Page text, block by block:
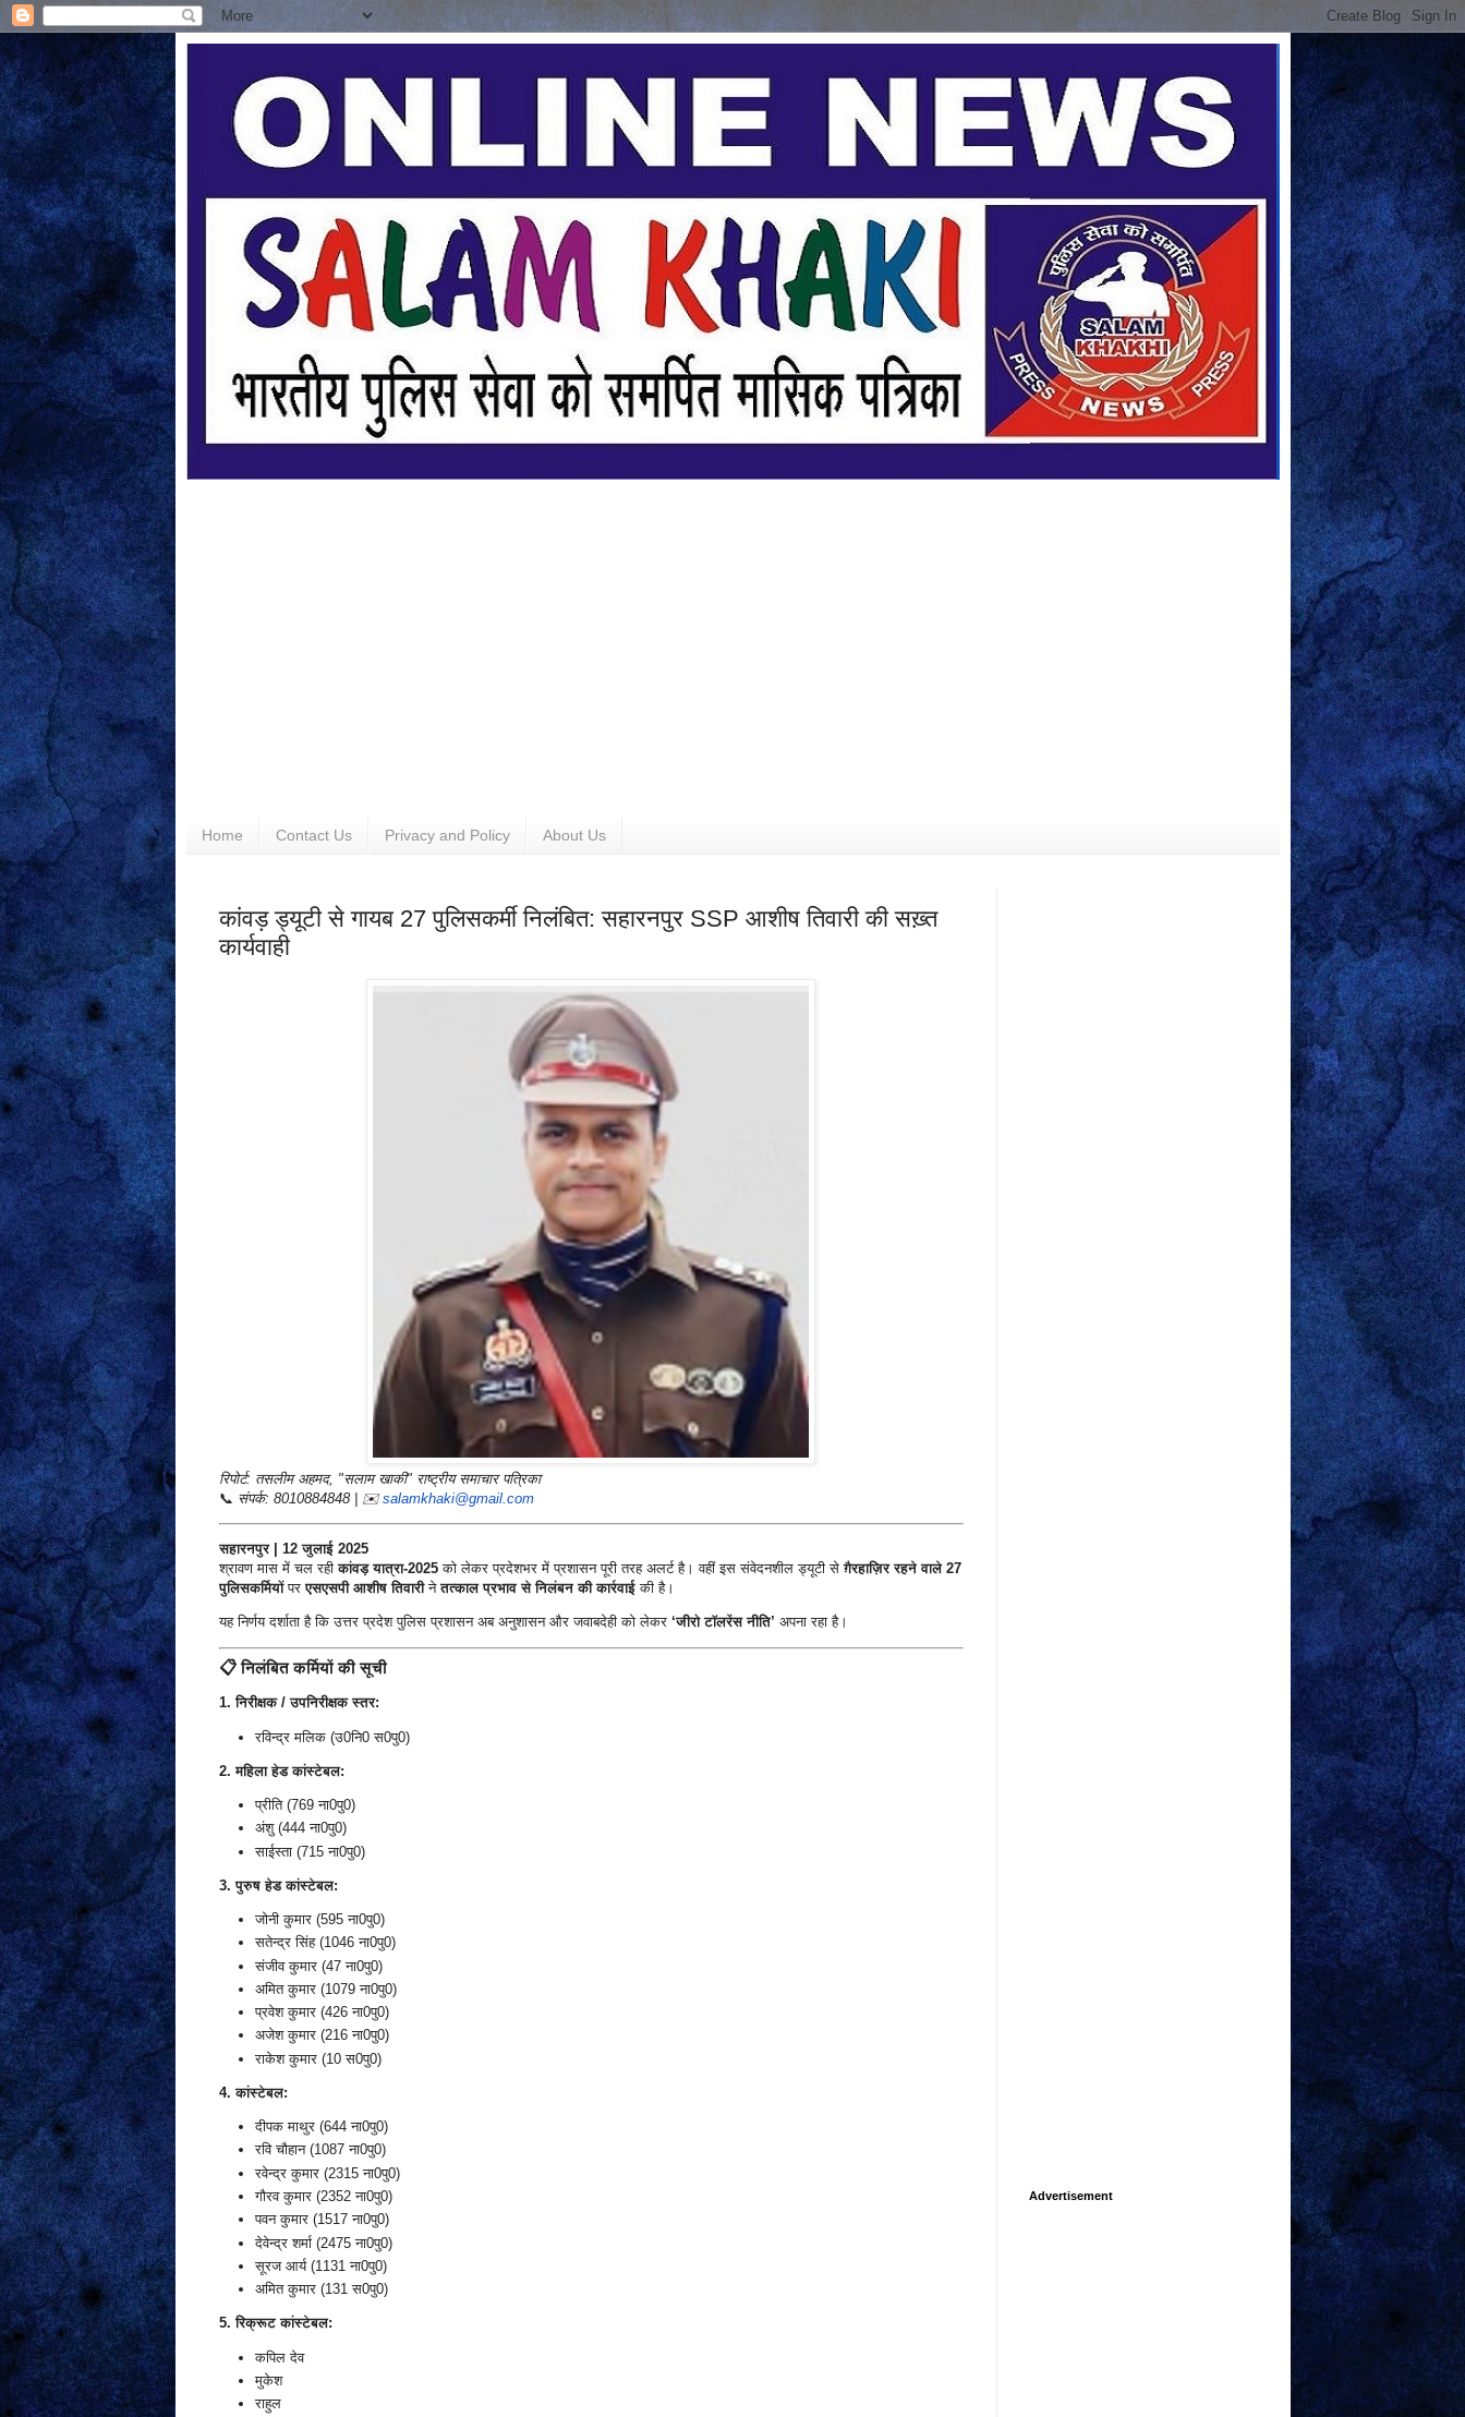
Home Contact Us Privacy and Policy About Us
कांवड़ ड्यूटी से गायब 27 पुलिसकर्मी निलंबित: सहारनपुर SSP आशीष तिवारी की सख़्त
कार्यवाही
रिपोर्ट: तसलीम अहमद, "सलाम खाकी" राष्ट्रीय समाचार पत्रिका
📞 संपर्क: 8010884848 | ✉️salamkhaki@gmail.com
सहारनपुर | 12 जुलाई 2025
श्रावण मास में चल रहीकांवड़ यात्रा-2025को लेकर प्रदेशभर में प्रशासन पूरी तरह अलर्ट है। वहीं इस संवेदनशील ड्यूटी सेग़ैरहाज़िर रहने वाले 27
पुलिसकर्मियोंपरएसएसपी आशीष तिवारीनेतत्काल प्रभाव से निलंबन की कार्रवाईकी है।
यह निर्णय दर्शाता है कि उत्तर प्रदेश पुलिस प्रशासन अब अनुशासन और जवाबदेही को लेकर ‘जीरो टॉलरेंस नीति’ अपना रहा है।
📋 निलंबित कर्मियों की सूची
1. निरीक्षक / उपनिरीक्षक स्तर:
रविन्द्र मलिक (उ0नि0 स0पु0)
2. महिला हेड कांस्टेबल:
प्रीति (769 ना0पु0)
अंशु (444 ना0पु0)
साईस्ता (715 ना0पु0)
3. पुरुष हेड कांस्टेबल:
जोनी कुमार (595 ना0पु0)
सतेन्द्र सिंह (1046 ना0पु0)
संजीव कुमार (47 ना0पु0)
अमित कुमार (1079 ना0पु0)
प्रवेश कुमार (426 ना0पु0)
अजेश कुमार (216 ना0पु0)
राकेश कुमार (10 स0पु0)
4. कांस्टेबल:
दीपक माथुर (644 ना0पु0)
रवि चौहान (1087 ना0पु0)
रवेन्द्र कुमार (2315 ना0पु0)
गौरव कुमार (2352 ना0पु0)
पवन कुमार (1517 ना0पु0)
देवेन्द्र शर्मा (2475 ना0पु0)
सूरज आर्य (1131 ना0पु0)
अमित कुमार (131 स0पु0)
5. रिक्रूट कांस्टेबल:
कपिल देव
मुकेश
राहुल
Advertisement